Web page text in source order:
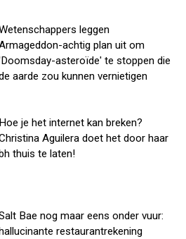
leggen
achtig plan uit om
asteroïde' te stoppen die
aarde zou kunnen vernietigen
Hoe je het internet kan breken?
Aguilera doet het door haar
bh thuis te laten!
Bae nog maar eens onder vuur:
hallucinante restaurantrekening